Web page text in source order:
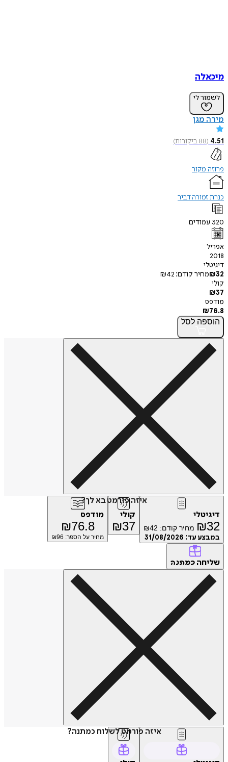
מיכאלה
לשמור לי
מירה מגן
4.51
(
88ביקורות)
פרוזה מקור
כנרת זמורה דביר
320 עמודים
אפריל
2018
דיגיטלי
₪32 מחיר קודם: ₪42
קולי
₪37
מודפס
₪76.8
הוספה לסל
איזה פורמט בא לך?
דיגיטלי
₪32 מחיר קודם: ₪42
במבצע עד: 31/08/2026
קולי
₪37
מודפס
₪76.8
מחיר על הספר: ₪ 96
שליחה כמתנה
איזה פורמט לשלוח כמתנה?